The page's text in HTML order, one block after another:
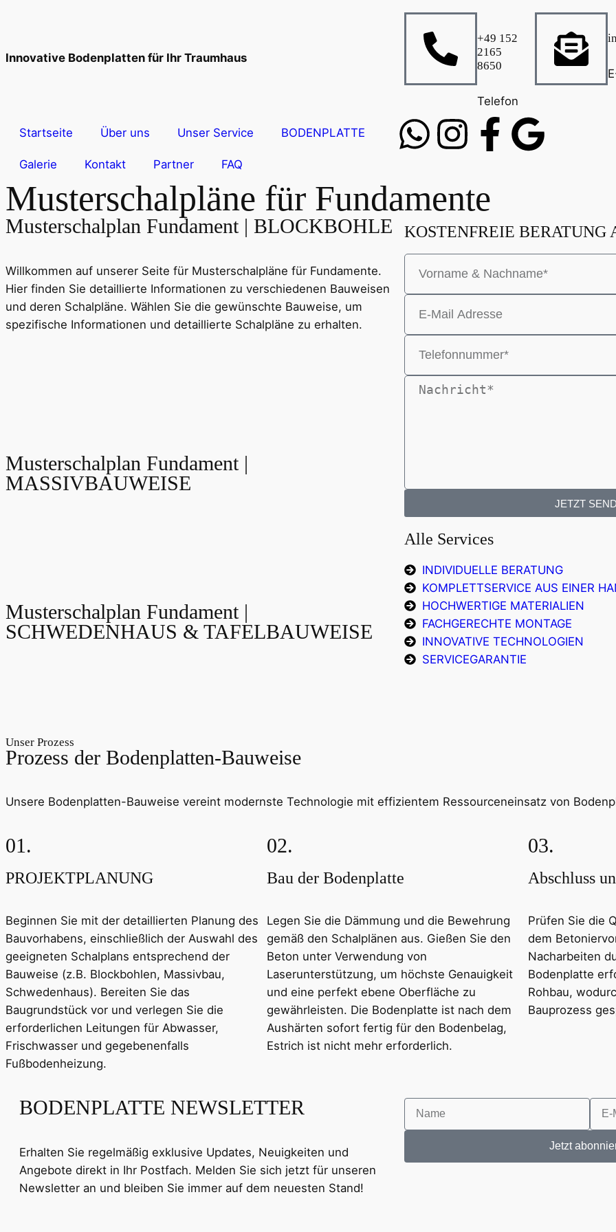
Innovative Bodenplatten für Ihr Traumhaus
+49 152
2165
8650
Telefon
Startseite Über uns Unser Service BODENPLATTE
Galerie Kontakt Partner FAQ
Musterschalpläne für Fundamente
Musterschalplan Fundament | BLOCKBOHLE
Willkommen auf unserer Seite für Musterschalpläne für Fundamente.
Hier finden Sie detaillierte Informationen zu verschiedenen Bauweisen
und deren Schalpläne. Wählen Sie die gewünschte Bauweise, um
spezifische Informationen und detaillierte Schalpläne zu erhalten.
Musterschalplan Fundament |
MASSIVBAUWEISE
Musterschalplan Fundament |
SCHWEDENHAUS & TAFELBAUWEISE
KOSTENFREIE BERATUNG
JETZT
Alle Services
INDIVIDUELLE BERATUNG
KOMPLETTSERVICE AUS EINER
HOCHWERTIGE MATERIALIEN
FACHGERECHTE MONTAGE
INNOVATIVE TECHNOLOGIEN
SERVICEGARANTIE
Unser Prozess
Prozess der Bodenplatten-Bauweise
Unsere Bodenplatten-Bauweise vereint modernste Technologie mit effizientem Ressourceneinsatz von
01.
PROJEKTPLANUNG
Beginnen Sie mit der detaillierten Planung des
Bauvorhabens, einschließlich der Auswahl des
geeigneten Schalplans entsprechend der
Bauweise (z.B. Blockbohlen, Massivbau,
Schwedenhaus). Bereiten Sie das
Baugrundstück vor und verlegen Sie die
erforderlichen Leitungen für Abwasser,
Frischwasser und gegebenenfalls
Fußbodenheizung.
02.
Bau der Bodenplatte
Legen Sie die Dämmung und die Bewehrung
gemäß den Schalplänen aus. Gießen Sie den
Beton unter Verwendung von
Laserunterstützung, um höchste Genauigkeit
und eine perfekt ebene Oberfläche zu
gewährleisten. Die Bodenplatte ist nach dem
Aushärten sofort fertig für den Bodenbelag,
Estrich ist nicht mehr erforderlich.
03.
Abschluss
Prüfen Sie die
dem
Nacharbeiten
Bodenplatte
Rohbau,
Bauprozess
BODENPLATTE NEWSLETTER
Erhalten Sie regelmäßig exklusive Updates, Neuigkeiten und
Angebote direkt in Ihr Postfach. Melden Sie sich jetzt für unseren
Newsletter an und bleiben Sie immer auf dem neuesten Stand!
Jetzt